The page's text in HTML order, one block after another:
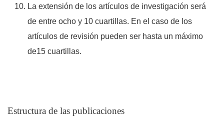
La extensión de los artículos de investigación será
de entre ocho y 10 cuartillas. En el caso de los
artículos de revisión pueden ser hasta un máximo
de15 cuartillas.
Estructura de las publicaciones